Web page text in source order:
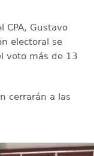
CPA, Gustavo
electoral se
voto más de 13
cerrarán a las